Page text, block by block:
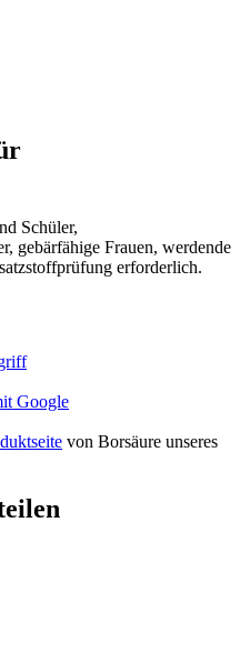
Schüler,
gebärfähige Frauen, werdende
erforderlich.
Google
von Borsäure unseres